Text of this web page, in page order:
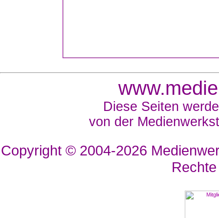
Diese Seiten
von der
Copyright © 2004-2026